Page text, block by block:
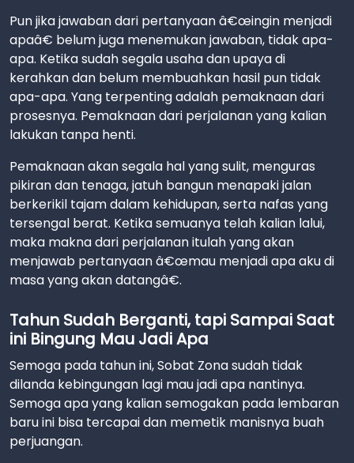
Pun jika jawaban dari pertanyaan â€œingin menjadi
apaâ€ belum juga menemukan jawaban, tidak apa-
apa. Ketika sudah segala usaha dan upaya di
kerahkan dan belum membuahkan hasil pun tidak
apa-apa. Yang terpenting adalah pemaknaan dari
prosesnya. Pemaknaan dari perjalanan yang kalian
lakukan tanpa henti.
Pemaknaan akan segala hal yang sulit, menguras
pikiran dan tenaga, jatuh bangun menapaki jalan
berkerikil tajam dalam kehidupan, serta nafas yang
tersengal berat. Ketika semuanya telah kalian lalui,
maka makna dari perjalanan itulah yang akan
menjawab pertanyaan â€œmau menjadi apa aku di
masa yang akan datangâ€.
Tahun Sudah Berganti, tapi Sampai Saat
ini Bingung Mau Jadi Apa
Semoga pada tahun ini, Sobat Zona sudah tidak
dilanda kebingungan lagi mau jadi apa nantinya.
Semoga apa yang kalian semogakan pada lembaran
baru ini bisa tercapai dan memetik manisnya buah
perjuangan.